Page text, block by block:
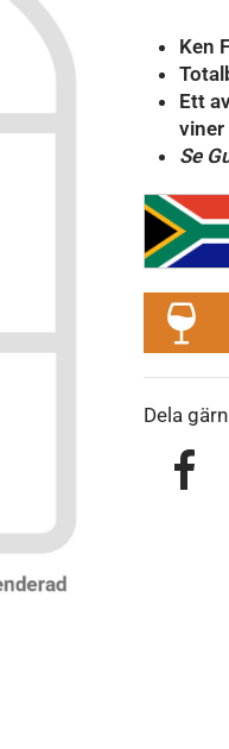
Ken
Ett
viner
Se
Dela